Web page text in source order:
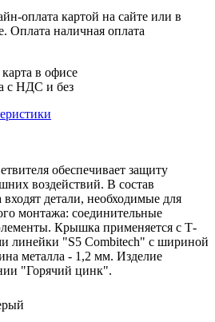
оплата картой на сайте или в
Оплата наличная оплата
в офисе
с НДС и без
обеспечивает защиту
воздействий. В состав
входят детали, необходимые для
монтажа: соединительные
Крышка применяется с Т-
линейки "S5 Combitech" с шириной
металла - 1,2 мм. Изделие
"Горячий цинк".